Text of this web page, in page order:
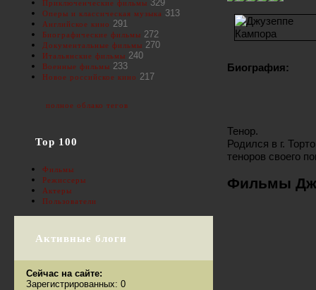
Биография:
Тенор.
Родился в г.
теноров своего
Фильмы
Приключенческие фильмы 329
Оперы и классическая музыка 313
Английское кино 291
Биографические фильмы 272
Документальные фильмы 270
Итальянские фильмы 240
Военные фильмы 233
Новое российское кино 217
полное облако тегов
Top 100
Фильмы
Режиссеры
Актеры
Пользователи
Активные блоги
Сейчас на сайте:
Зарегистрированных: 0